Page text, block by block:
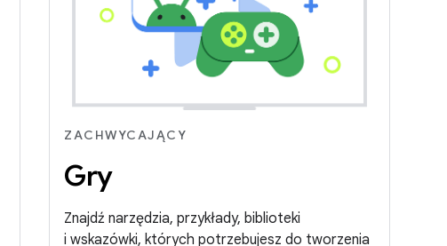
ZACHWYCAJĄCY
Gry
Znajdź narzędzia, przykłady, biblioteki
i wskazówki, których potrzebujesz do tworzenia